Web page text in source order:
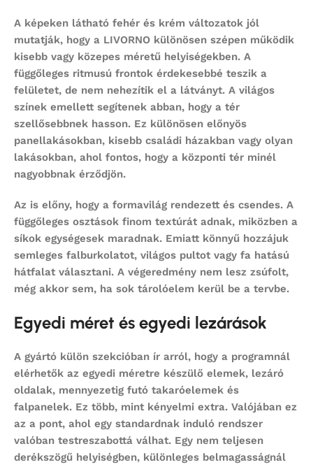
A képeken látható fehér és krém változatok jól
mutatják, hogy a LIVORNO különösen szépen működik
kisebb vagy közepes méretű helyiségekben. A
függőleges ritmusú frontok érdekesebbé teszik a
felületet, de nem nehezítik el a látványt. A világos
színek emellett segítenek abban, hogy a tér
szellősebbnek hasson. Ez különösen előnyös
panellakásokban, kisebb családi házakban vagy olyan
lakásokban, ahol fontos, hogy a központi tér minél
nagyobbnak érződjön.
Az is előny, hogy a formavilág rendezett és csendes. A
függőleges osztások finom textúrát adnak, miközben a
síkok egységesek maradnak. Emiatt könnyű hozzájuk
semleges falburkolatot, világos pultot vagy fa hatású
hátfalat választani. A végeredmény nem lesz zsúfolt,
még akkor sem, ha sok tárolóelem kerül be a tervbe.
Egyedi méret és egyedi lezárások
A gyártó külön szekcióban ír arról, hogy a programnál
elérhetők az egyedi méretre készülő elemek, lezáró
oldalak, mennyezetig futó takaróelemek és
falpanelek. Ez több, mint kényelmi extra. Valójában ez
az a pont, ahol egy standardnak induló rendszer
valóban testreszabottá válhat. Egy nem teljesen
derékszögű helyiségben, különleges belmagasságnál